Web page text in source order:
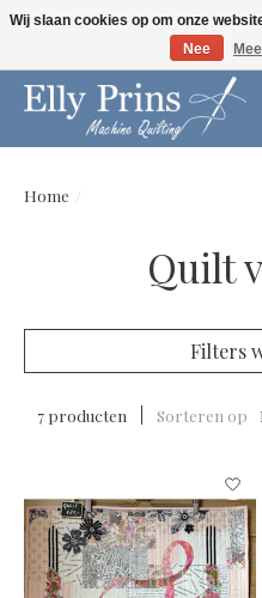
Let op: gewijzigde openingstijden!
Home /
Quilt
Filters
7 producten Sorteren op
Wij slaan cookies op om onze
Nee